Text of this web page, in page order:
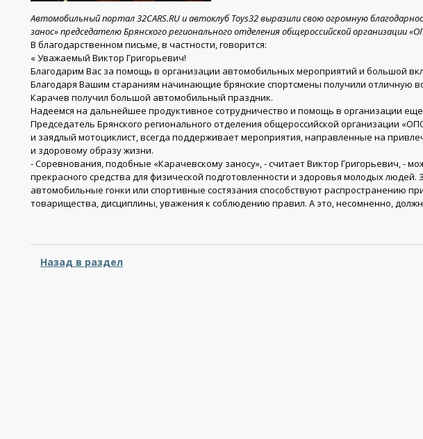
Автомобильный портал 32CARS.RU и автоклуб Toys32 выразили свою огромную
занос» председателю Брянского регионального отделения общероссийской организации
В благодарственном письме, в частности, говорится:
« Уважаемый Виктор Григорьевич!
Благодарим Вас за помощь в организации автомобильных мероприятий и большой
Благодаря Вашим стараниям начинающие брянские спортсмены получили отличную
Карачев получил большой автомобильный праздник.
Надеемся на дальнейшее продуктивное сотрудничество и помощь в организации
Председатель Брянского регионального отделения общероссийской организации
и заядлый мотоциклист, всегда поддерживает мероприятия, направленные на
и здоровому образу жизни.
- Соревнования, подобные «Карачевскому заносу», - считает Виктор Григорьевич, -
прекрасного средства для физической подготовленности и здоровья молодых людей.
автомобильные гонки или спортивные состязания способствуют распространению
товарищества, дисциплины, уважения к соблюдению правил. А это, несомненно,
Назад в раздел